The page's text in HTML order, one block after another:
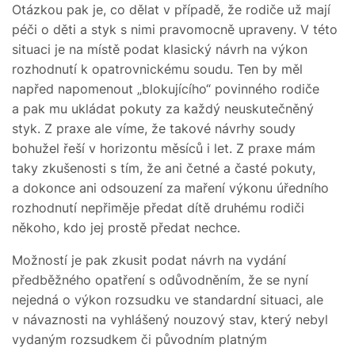
Otázkou pak je, co dělat v případě, že rodiče už mají
péči o děti a styk s nimi pravomocně upraveny. V této
situaci je na místě podat klasický návrh na výkon
rozhodnutí k opatrovnickému soudu. Ten by měl
napřed napomenout „blokujícího“ povinného rodiče
a pak mu ukládat pokuty za každý neuskutečněný
styk. Z praxe ale víme, že takové návrhy soudy
bohužel řeší v horizontu měsíců i let. Z praxe mám
taky zkušenosti s tím, že ani četné a časté pokuty,
a dokonce ani odsouzení za maření výkonu úředního
rozhodnutí nepřiměje předat dítě druhému rodiči
někoho, kdo jej prostě předat nechce.
Možností je pak zkusit podat návrh na vydání
předběžného opatření s odůvodněním, že se nyní
nejedná o výkon rozsudku ve standardní situaci, ale
v návaznosti na vyhlášený nouzový stav, který nebyl
vydaným rozsudkem či původním platným